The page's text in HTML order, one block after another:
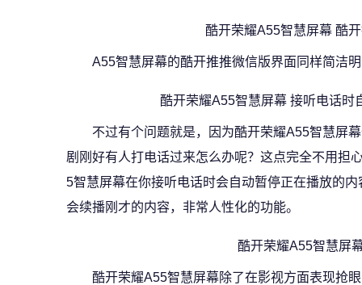
酷开荣耀A55智慧屏幕 酷
A55智慧屏幕的酷开推推微信版界面同样简洁
酷开荣耀A55智慧屏幕 接听电话时
不过有个问题就是，因为酷开荣耀A55智慧屏
剧刚好有人打电话过来怎么办呢？这点完全不用担
5智慧屏幕在你接听电话时会自动暂停正在播放的
会续播刚才的内容，非常人性化的功能。
酷开荣耀A55智慧屏
酷开荣耀A55智慧屏幕除了在影视方面表现抢